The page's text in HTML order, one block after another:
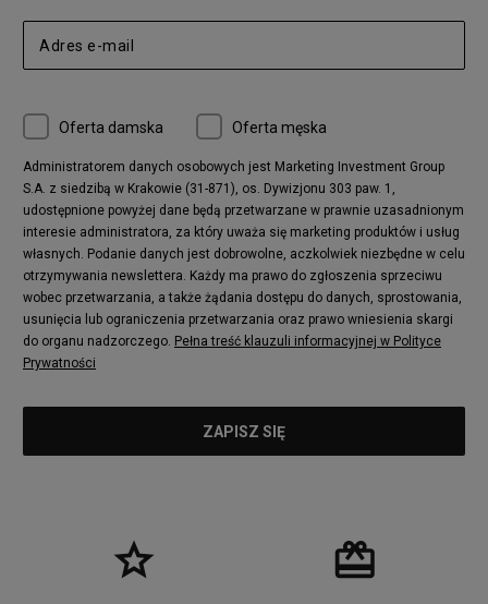
Oferta damska Oferta męska
Administratorem danych osobowych jest Marketing Investment Group
S.A. z siedzibą w Krakowie (31-871), os. Dywizjonu 303 paw. 1,
udostępnione powyżej dane będą przetwarzane w prawnie uzasadnionym
interesie administratora, za który uważa się marketing produktów i usług
własnych. Podanie danych jest dobrowolne, aczkolwiek niezbędne w celu
otrzymywania newslettera. Każdy ma prawo do zgłoszenia sprzeciwu
wobec przetwarzania, a także żądania dostępu do danych, sprostowania,
usunięcia lub ograniczenia przetwarzania oraz prawo wniesienia skargi
do organu nadzorczego. Pełna treść klauzuli informacyjnej w Polityce
Prywatności